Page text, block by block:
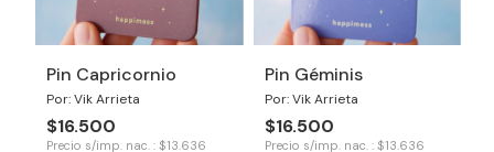
Pin Capricornio
Por: Vik Arrieta
$16.500
Precio s/imp. nac. : $13.636
Pin Géminis
Por: Vik Arrieta
$16.500
Precio s/imp. nac. : $13.636